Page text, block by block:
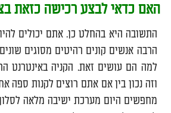
האם כדאי לבצע רכישה כזאת
התשובה היא בהחלט כן. אתם יכולים
הרבה אנשים קונים רהיטים מסוגים
למה הם עושים זאת. הקניה באינטרנט
וזה נכון בין אם אתם רוצים לקנות ספה
מחפשים היום מערכת ישיבה מלאה